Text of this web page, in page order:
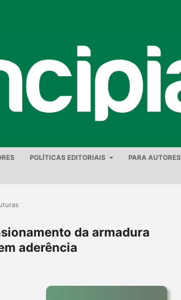
POLÍTICAS EDITORIAIS PARA AUTORES
da armadura
aderência